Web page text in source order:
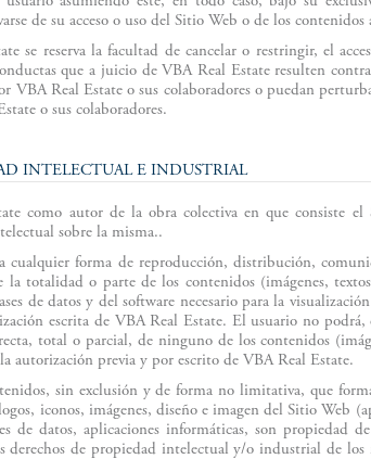
de su acceso o uso del Sitio Web o de los
se reserva la facultad de cancelar o restringir, el
que a juicio de VBA Real Estate resulten
VBA Real Estate o sus colaboradores o puedan
o sus colaboradores.
INTELECTUAL E INDUSTRIAL
como autor de la obra colectiva en que consiste
sobre la misma..
cualquier forma de reproducción, distribución,
la totalidad o parte de los contenidos (imágenes,
de datos y del software necesario para la
escrita de VBA Real Estate. El usuario no
total o parcial, de ninguno de los contenidos
autorización previa y por escrito de VBA Real Estate.
sin exclusión y de forma no limitativa, que
iconos, imágenes, diseño e imagen del Sitio Web
de datos, aplicaciones informáticas, son propiedad
derechos de propiedad intelectual y/o industrial de los